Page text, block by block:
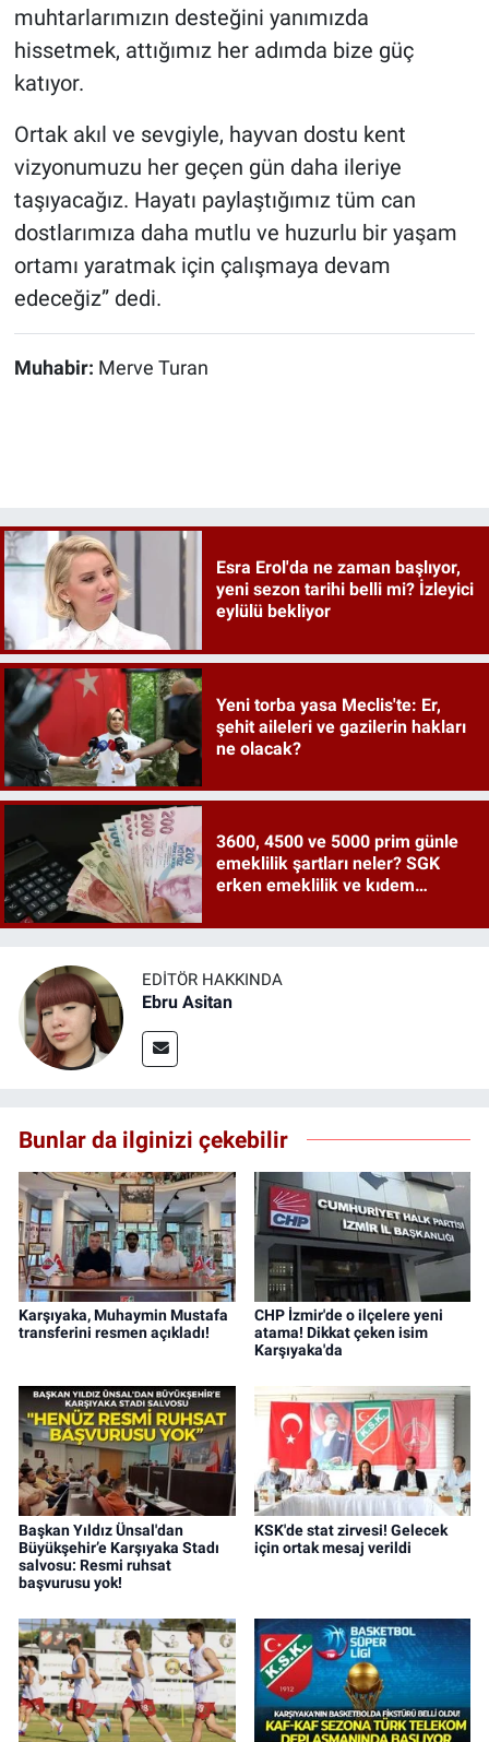
muhtarlarımızın desteğini yanımızda
hissetmek, attığımız her adımda bize güç
katıyor.
Ortak akıl ve sevgiyle, hayvan dostu kent
vizyonumuzu her geçen gün daha ileriye
taşıyacağız. Hayatı paylaştığımız tüm can
dostlarımıza daha mutlu ve huzurlu bir yaşam
ortamı yaratmak için çalışmaya devam
edeceğiz” dedi.
Muhabir: Merve Turan
Esra Erol'da ne zaman başlıyor,
yeni sezon tarihi belli mi? İzleyici
eylülü bekliyor
Yeni torba yasa Meclis'te: Er,
şehit aileleri ve gazilerin hakları
ne olacak?
3600, 4500 ve 5000 prim günle
emeklilik şartları neler? SGK
erken emeklilik ve kıdem
EDITÖR HAKKINDA
Ebru Asitan
Bunlar da ilginizi çekebilir
Karşıyaka, Muhaymin Mustafa
transferini resmen açıkladı!
CHP İzmir'de o ilçelere yeni
atama! Dikkat çeken isim
Karşıyaka'da
Başkan Yıldız Ünsal'dan
Büyükşehir’e Karşıyaka Stadı
salvosu: Resmi ruhsat
başvurusu yok!
KSK'de stat zirvesi! Gelecek
için ortak mesaj verildi